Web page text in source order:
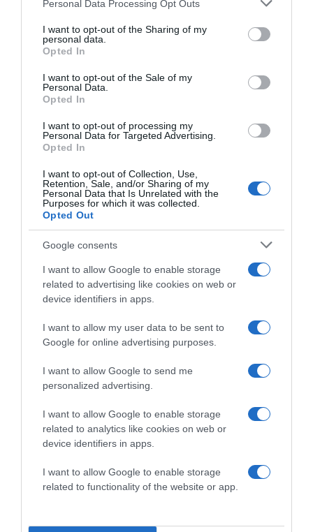
not limited to your visit or usage behaviour. You may click to
grant or deny consent to Google and its third-party tags to
use your data for below specified purposes in below Google
consent section.
Personal Data Processing Opt Outs
I want to opt-out of the Sharing of my
personal data.
Opted In
I want to opt-out of the Sale of my
Personal Data.
Opted In
I want to opt-out of processing my
Personal Data for Targeted Advertising.
Opted In
I want to opt-out of Collection, Use,
Retention, Sale, and/or Sharing of my
Personal Data that Is Unrelated with the
Purposes for which it was collected.
Opted Out
Google consents
I want to allow Google to enable storage
related to advertising like cookies on web or
device identifiers in apps.
I want to allow my user data to be sent to
Google for online advertising purposes.
I want to allow Google to send me
personalized advertising.
I want to allow Google to enable storage
related to analytics like cookies on web or
device identifiers in apps.
I want to allow Google to enable storage
related to functionality of the website or app.
Legyen szó akár húsvéti kalácsról, farsangi fánkról, karácsonyi
bejgliről, szülinapi tortáról vagy csak egy átlagos reggeli kakaós
csigáról: AKoronás Cukor kutatásának eredményei alátámasztják,
hogy a tudatos életmódnak és táplálkozásnak nem feltétlenül kell
cukormentesnek lennie, hiszen vannak olyan pillanatok az életben,
amikor mindenki számára jól esik egy kis édes kényeztetés,
bűntudat nélkül.
részletei, látogass el a Koronás Cukor weboldalára:
www.koronascukor.hu
Megosztás: Pinterest
Címkék: boldogság,desszert
számokban,profi sütikészítés
Következő bejegyzés
HASONLÓ BEJEGYZÉSEK